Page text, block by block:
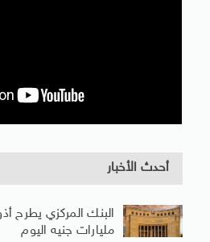
أحدث الأخبار
مليارات جنيه اليوم